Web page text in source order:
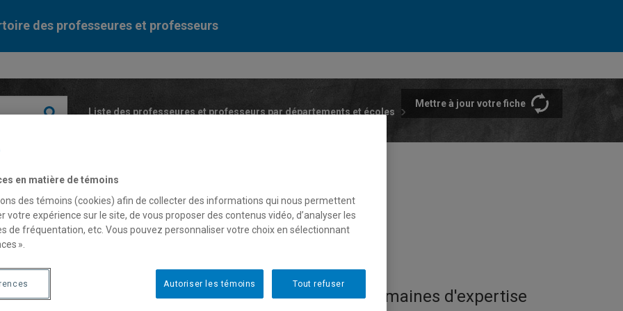
des professeures et professeurs
Liste des professeures et professeurs par départements et écoles
Mettre à jour votre fiche
Weissenberger
associé Domaines d'expertise
en matière de témoins
des témoins (cookies) afin de collecter des informations qui nous permettent
votre expérience sur le site, de vous proposer des contenus vidéo, d’analyser les
de fréquentation, etc. Vous pouvez personnaliser votre choix en sélectionnant
».
Tout refuser
Autoriser les témoins